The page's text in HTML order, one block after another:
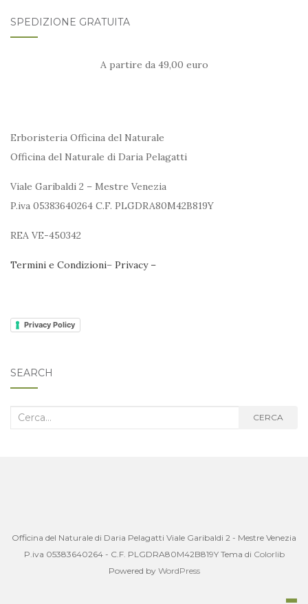
SPEDIZIONE GRATUITA
A partire da 49,00 euro
Erboristeria Officina del Naturale
Officina del Naturale di Daria Pelagatti
Viale Garibaldi 2 – Mestre Venezia
P.iva 05383640264 C.F. PLGDRA80M42B819Y
REA VE-450342
Termini e Condizioni– Privacy –
Privacy Policy
SEARCH
Cerca
CERCA
Officina del Naturale di Daria Pelagatti Viale Garibaldi 2 - Mestre Venezia
P.iva 05383640264 - C.F. PLGDRA80M42B819Y Tema di Colorlib
Powered by WordPress